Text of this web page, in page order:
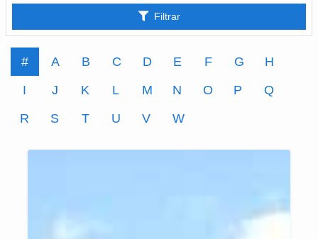
Filtrar
# A B C D E F G
H
I
J K L M N O P
Q
R
S T U V W